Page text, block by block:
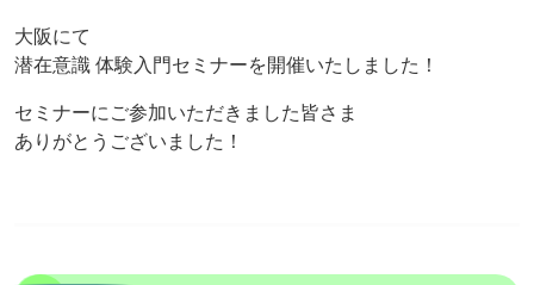
大阪にて
潜在意識 体験入門セミナーを開催いたしました！
セミナーにご参加いただきました皆さま
ありがとうございました！